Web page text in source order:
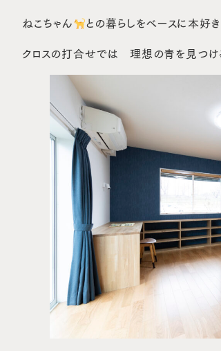
ねこちゃん との暮らしをベースに本好
クロスの打合せでは 理想の青を見つけ